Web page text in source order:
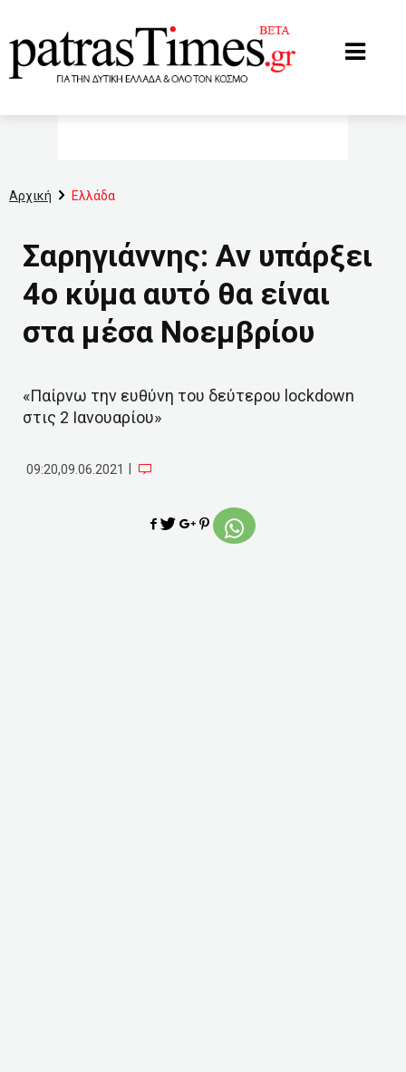
Αρχική Ελλάδα
Σαρηγιάννης: Αν υπάρξει
4ο κύμα αυτό θα είναι
στα μέσα Νοεμβρίου
«Παίρνω την ευθύνη του δεύτερου lockdown
στις 2 Ιανουαρίου»
09:20,09.06.2021